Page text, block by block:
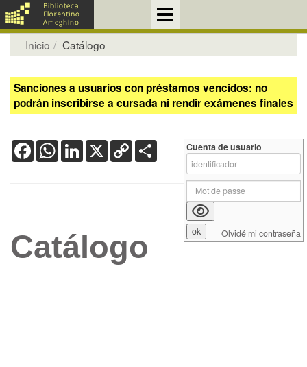
Inicio Catálogo
Sanciones a usuarios con préstamos vencidos: no
podrán inscribirse a cursada ni rendir exámenes finales
FacebookWhatsApp
LinkedIn
X Copy
Link
Catálogo
Cuenta de usuario
Olvidé mi contraseña